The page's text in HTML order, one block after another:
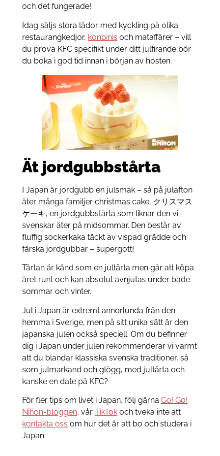
och det fungerade!
Idag säljs stora lådor med kyckling på olika
restaurangkedjor, konbinis och mataffärer – vill
du prova KFC specifikt under ditt julfirande bör
du boka i god tid innan i början av hösten.
Ät jordgubbstårta
I Japan är jordgubb en julsmak – så på julafton
äter många familjer christmas cake, クリスマス
ケーキ, en jordgubbstårta som liknar den vi
svenskar äter på midsommar. Den består av
fluffig sockerkaka täckt av vispad grädde och
färska jordgubbar – supergott!
Tårtan är känd som en jultårta men går att köpa
året runt och kan absolut avnjutas under både
sommar och vinter.
Jul i Japan är extremt annorlunda från den
hemma i Sverige, men på sitt unika sätt är den
japanska julen också speciell. Om du befinner
dig i Japan under julen rekommenderar vi varmt
att du blandar klassiska svenska traditioner, så
som julmarkand och glögg, med jultårta och
kanske en date på KFC?
För fler tips om livet i Japan, följ gärna Go! Go!
Nihon-bloggen, vår TikTokoch tveka inte att
kontakta oss om hur det är att bo och studera i
Japan.